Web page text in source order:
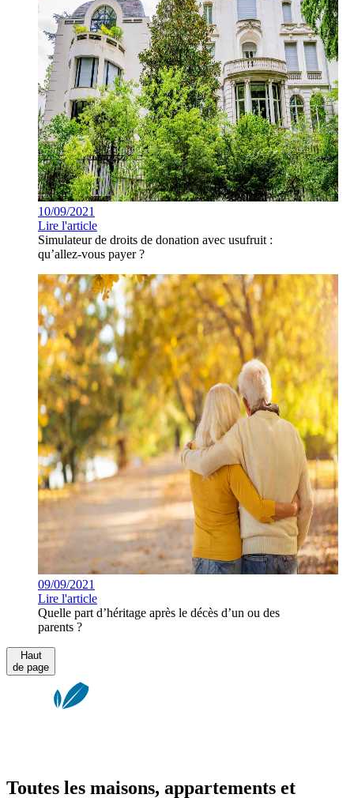
10/09/2021
Lire l'article
Simulateur de droits de donation avec usufruit :
qu’allez-vous payer ?
09/09/2021
Lire l'article
Quelle part d’héritage après le décès d’un ou des
parents ?
Haut
de page
Toutes les maisons, appartements et